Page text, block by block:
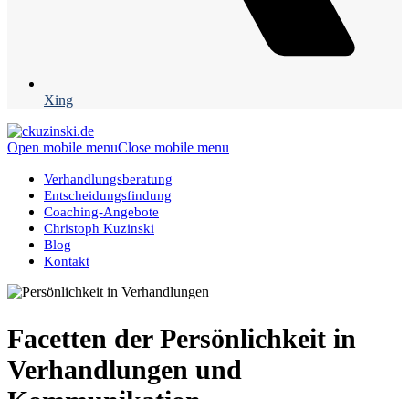
Xing
Open mobile menuClose mobile menu
Verhandlungsberatung
Entscheidungsfindung
Coaching-Angebote
Christoph Kuzinski
Blog
Kontakt
Facetten der Persönlichkeit in
Verhandlungen und